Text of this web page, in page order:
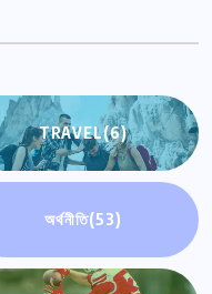
TRAVEL(6)
অর্থনীতি(53)